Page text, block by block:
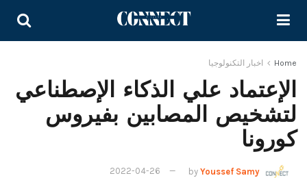
Home اخبار التكنولوجيا
الإعتماد علي الذكاء الإصطناعي
لتشخيص المصابين بفيروس
كورونا
by Youssef Samy
2022-04-26